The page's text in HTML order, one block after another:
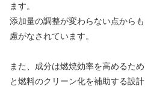
ます。
添加量の調整が変わらない点から
慮がなされています。
また、成分は燃焼効率を高めるた
と燃料のクリーン化を補助する設計